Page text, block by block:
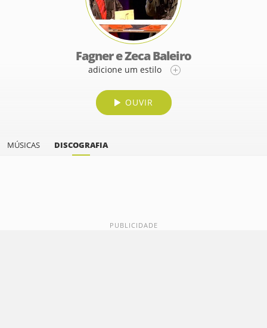
Fagner e Zeca Baleiro
adicione um estilo
OUVIR
MÚSICAS DISCOGRAFIA